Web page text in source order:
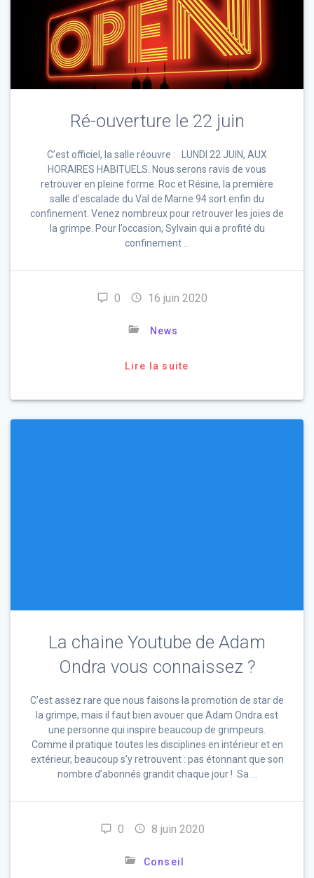
Ré-ouverture le 22 juin
C’est officiel, la salle réouvre : LUNDI 22 JUIN, AUX
HORAIRES HABITUELS. Nous serons ravis de vous
retrouver en pleine forme. Roc et Résine, la première
salle d’escalade du Val de Marne 94 sort enfin du
confinement. Venez nombreux pour retrouver les joies de
la grimpe. Pour l’occasion, Sylvain qui a profité du
confinement …
0 16 juin 2020
News
Lire la suite
La chaine Youtube de Adam
Ondra vous connaissez ?
C’est assez rare que nous faisons la promotion de star de
la grimpe, mais il faut bien avouer que Adam Ondra est
une personne qui inspire beaucoup de grimpeurs.
Comme il pratique toutes les disciplines en intérieur et en
extérieur, beaucoup s’y retrouvent : pas étonnant que son
nombre d’abonnés grandit chaque jour ! Sa …
0 8 juin 2020
Conseil